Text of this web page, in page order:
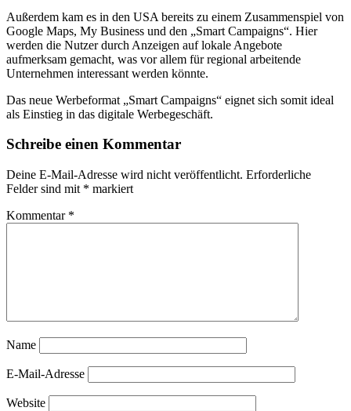
Außerdem kam es in den USA bereits zu einem Zusammenspiel von
Google Maps, My Business und den „Smart Campaigns“. Hier
werden die Nutzer durch Anzeigen auf lokale Angebote
aufmerksam gemacht, was vor allem für regional arbeitende
Unternehmen interessant werden könnte.
Das neue Werbeformat „Smart Campaigns“ eignet sich somit ideal
als Einstieg in das digitale Werbegeschäft.
Schreibe einen Kommentar
Deine E-Mail-Adresse wird nicht veröffentlicht. Erforderliche
Felder sind mit * markiert
Kommentar *
Name
E-Mail-Adresse
Website